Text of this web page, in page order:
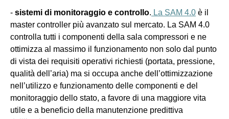
- sistemi di monitoraggio e controllo. La SAM 4.0 è il
master controller più avanzato sul mercato. La SAM 4.0
controlla tutti i componenti della sala compressori e ne
ottimizza al massimo il funzionamento non solo dal punto
di vista dei requisiti operativi richiesti (portata, pressione,
qualità dell’aria) ma si occupa anche dell’ottimizzazione
nell’utilizzo e funzionamento delle componenti e del
monitoraggio dello stato, a favore di una maggiore vita
utile e a beneficio della manutenzione predittiva